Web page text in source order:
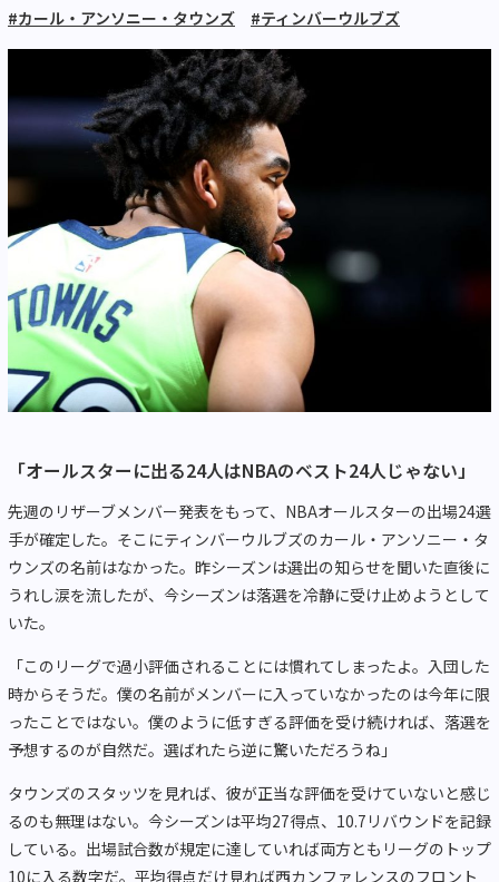
#カール・アンソニー・タウンズ
#ティンバーウルブズ
「オールスターに出る24人はNBAのベスト24人じゃない」
先週のリザーブメンバー発表をもって、NBAオールスターの出場24選
手が確定した。そこにティンバーウルブズのカール・アンソニー・タ
ウンズの名前はなかった。昨シーズンは選出の知らせを聞いた直後に
うれし涙を流したが、今シーズンは落選を冷静に受け止めようとして
いた。
「このリーグで過小評価されることには慣れてしまったよ。入団した
時からそうだ。僕の名前がメンバーに入っていなかったのは今年に限
ったことではない。僕のように低すぎる評価を受け続ければ、落選を
予想するのが自然だ。選ばれたら逆に驚いただろうね」
タウンズのスタッツを見れば、彼が正当な評価を受けていないと感じ
るのも無理はない。今シーズンは平均27得点、10.7リバウンドを記録
している。出場試合数が規定に達していれば両方ともリーグのトップ
10に入る数字だ。平均得点だけ見れば西カンファレンスのフロント